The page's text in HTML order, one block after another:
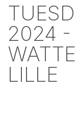
2024 -
LILLE